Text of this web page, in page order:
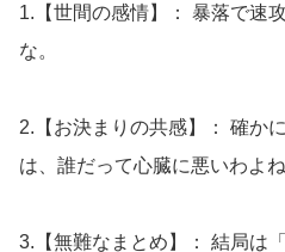
1.【世間の感情】： 暴落で速
な。
2.【お決まりの共感】： 確か
は、誰だって心臓に悪いわよね
3.【無難なまとめ】： 結局は